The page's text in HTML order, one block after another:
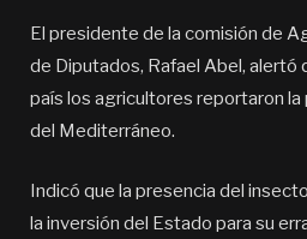
El presidente de la comisión de
de Diputados, Rafael Abel, alertó
país los agricultores reportaron la
del Mediterráneo.
Indicó que la presencia del
la inversión del Estado para su